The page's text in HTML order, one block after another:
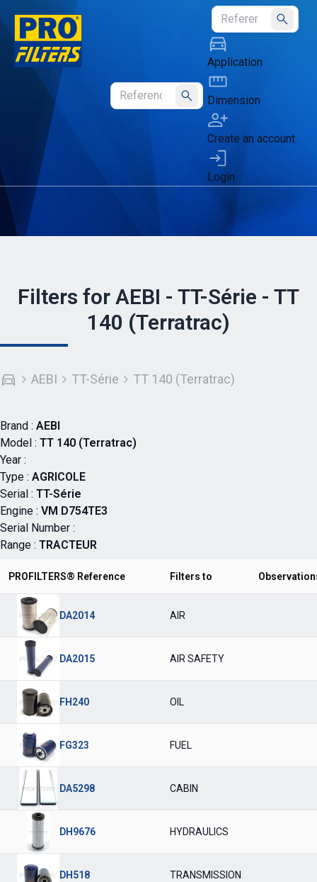
Submit
Submit
Application
Dimension
Create an account
Login
Filters for AEBI - TT-Série - TT
140 (Terratrac)
AEBI TT-Série TT 140 (Terratrac)
Brand : AEBI
Model : TT 140 (Terratrac)
Year :
Type : AGRICOLE
Serial : TT-Série
Engine : VM D754TE3
Serial Number :
Range : TRACTEUR
PROFILTERS® Reference Filters to
DA2014 AIR
DA2015 AIR SAFETY
FH240 OIL
FG323 FUEL
DA5298 CABIN
DH9676 HYDRAULICS
DH518 TRANSMISSION